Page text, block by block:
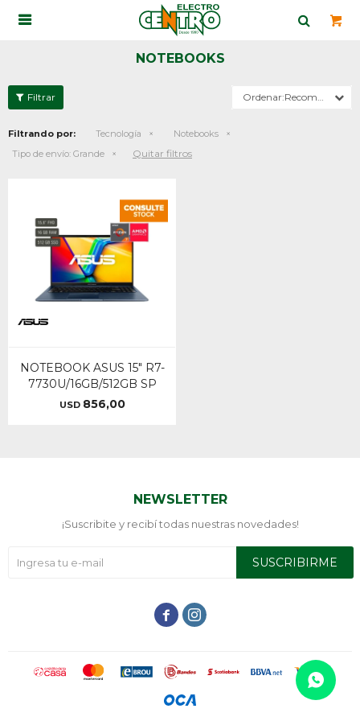

NOTEBOOKS
Recomendados
Filtrando por: Tecnología
Notebooks
Tipo de envío: Grande Quitar filtros
NOTEBOOK ASUS 15" R7-
7730U/16GB/512GB SP
USD 856,00
NEWSLETTER
¡Suscribite y recibí todas nuestras novedades!
SUSCRIBIRME
 